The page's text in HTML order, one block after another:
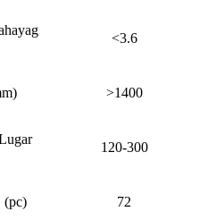
<3.6
>1400
120-300
(pc) 72